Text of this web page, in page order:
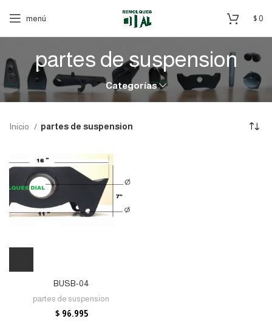
menú $ 0
partes de suspension
Categorías
Inicio partes de suspension
BUSB-04
partes de suspension
$ 96.995